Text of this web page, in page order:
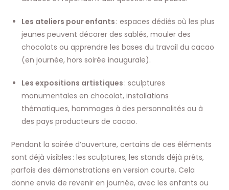
Les ateliers pour enfants : espaces dédiés où les plus
jeunes peuvent décorer des sablés, mouler des
chocolats ou apprendre les bases du travail du cacao
(en journée, hors soirée inaugurale).
Les expositions artistiques : sculptures
monumentales en chocolat, installations
thématiques, hommages à des personnalités ou à
des pays producteurs de cacao.
Pendant la soirée d’ouverture, certains de ces éléments
sont déjà visibles : les sculptures, les stands déjà prêts,
parfois des démonstrations en version courte. Cela
donne envie de revenir en journée, avec les enfants ou